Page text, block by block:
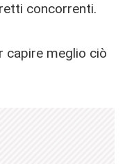
concorrenti.
capire meglio ciò